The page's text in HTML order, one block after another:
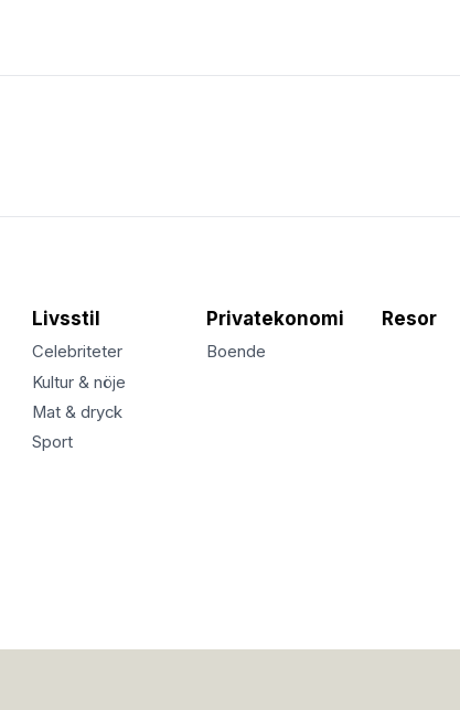
Livsstil
Celebriteter
Kultur & nöje
Mat & dryck
Sport
Privatekonomi
Boende
Resor